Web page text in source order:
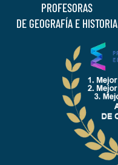
PROFESORAS
DE GEOGRAFÍA E HISTORIA